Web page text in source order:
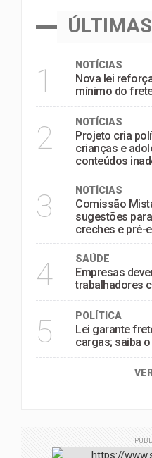
ÚLTIMAS
1 NOTÍCIAS
Nova lei
mínimo do
2 NOTÍCIAS
Projeto cria
crianças e
conteúdos
3 NOTÍCIAS
Comissão
sugestões
creches e pré-
4 SAÚDE
Empresas
trabalhadores
5 POLÍTICA
Lei garante
cargas; saiba